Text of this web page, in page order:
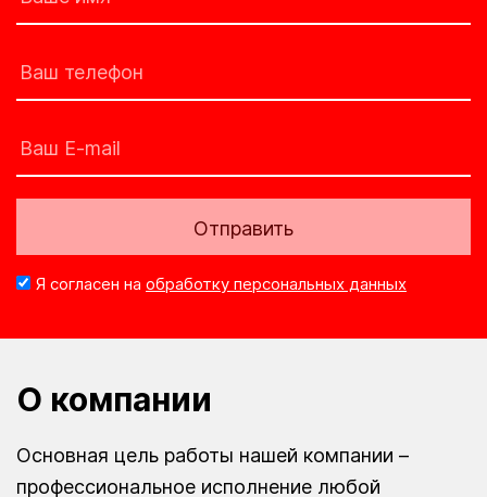
Отправить
Я согласен на обработку персональных данных
О компании
Основная цель работы нашей компании –
профессиональное исполнение любой